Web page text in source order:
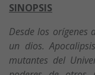
SINOPSIS
Desde los orígenes
un dios.
mutantes del